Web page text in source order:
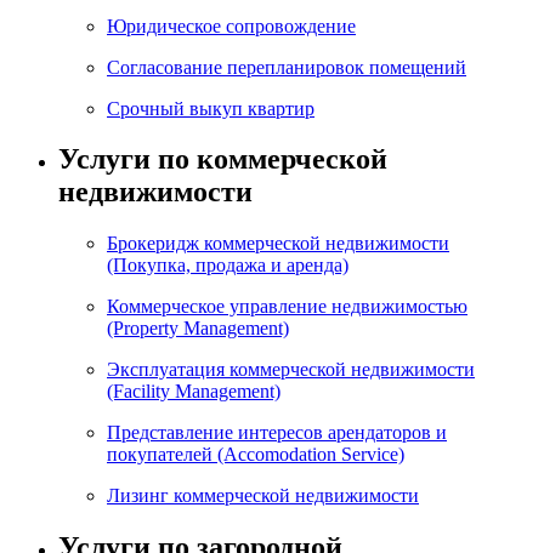
Юридическое сопровождение
Согласование перепланировок помещений
Срочный выкуп квартир
Услуги по коммерческой
недвижимости
Брокеридж коммерческой недвижимости
(Покупка, продажа и аренда)
Коммерческое управление недвижимостью
(Property Management)
Эксплуатация коммерческой недвижимости
(Facility Management)
Представление интересов арендаторов и
покупателей (Accomodation Service)
Лизинг коммерческой недвижимости